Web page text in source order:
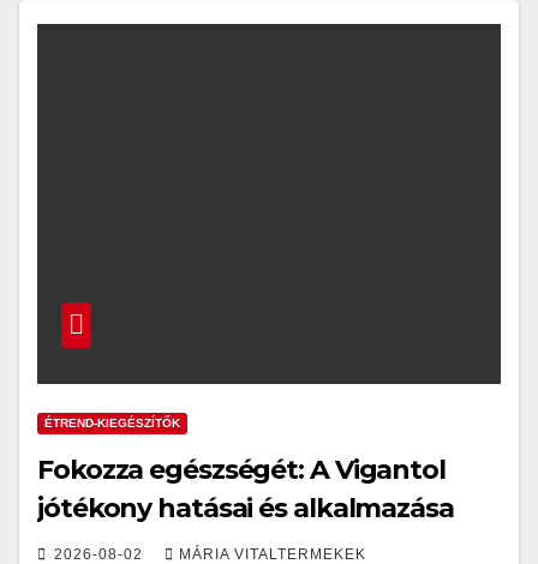
ÉTREND-KIEGÉSZÍTŐK
Fokozza egészségét: A Vigantol
jótékony hatásai és alkalmazása
2026-08-02 MÁRIA VITALTERMEKEK